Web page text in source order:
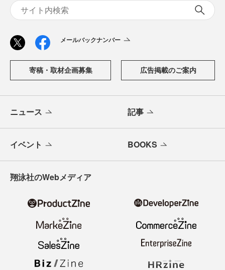
メールバックナンバー
寄稿・取材企画募集 広告掲載のご案内
ニュース 記事
イベント BOOKS
翔泳社のWebメディア